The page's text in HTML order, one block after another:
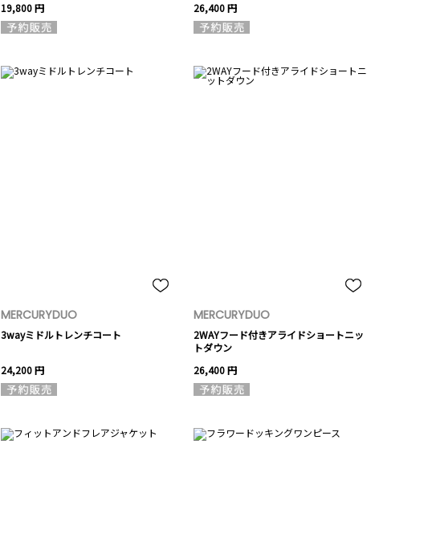
19,800 円
26,400 円
MERCURYDUO
3wayミドルトレンチコート
24,200 円
MERCURYDUO
2WAYフード付きアライドショートニッ
トダウン
26,400 円